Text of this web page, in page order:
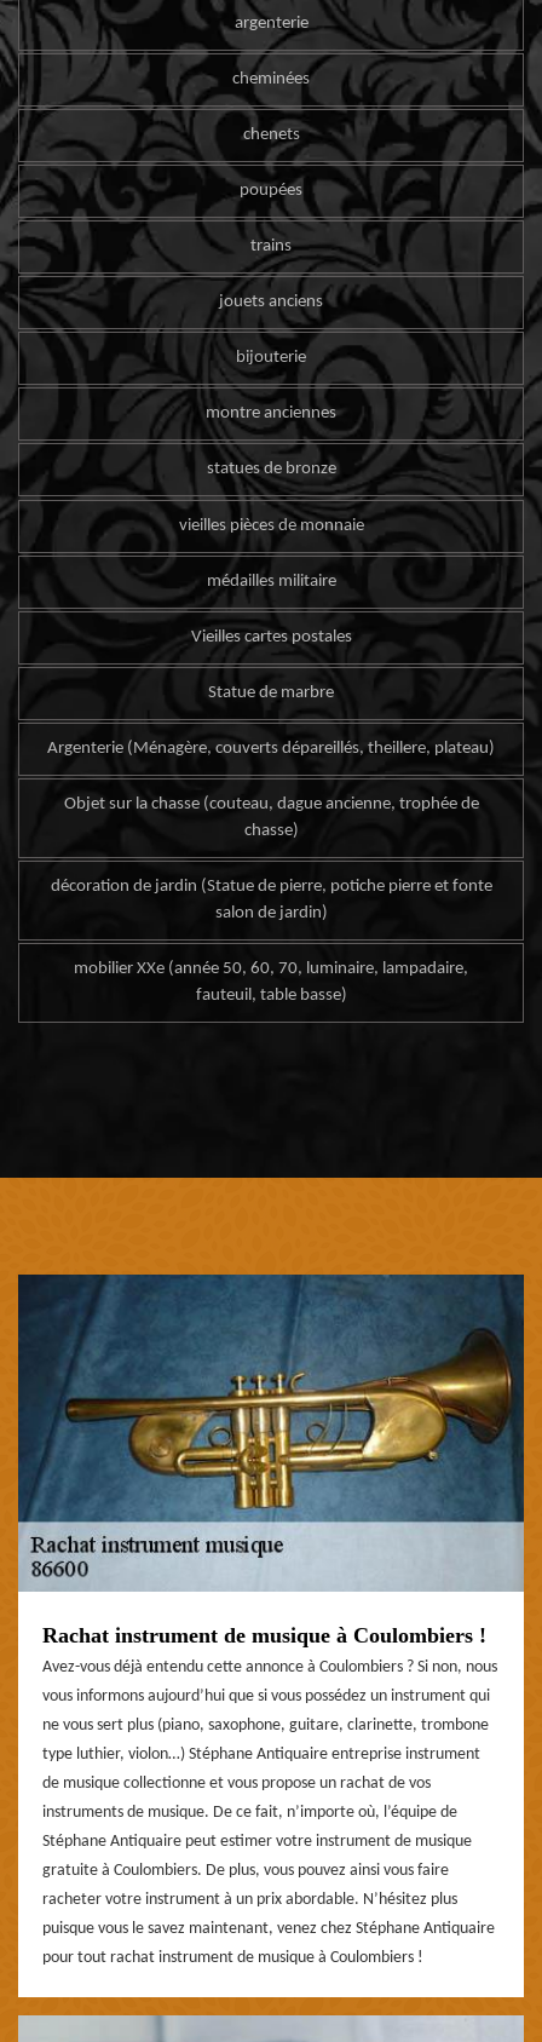
argenterie
cheminées
chenets
poupées
trains
jouets anciens
bijouterie
montre anciennes
statues de bronze
vieilles pièces de monnaie
médailles militaire
Vieilles cartes postales
Statue de marbre
Argenterie (Ménagère, couverts dépareillés, theillere, plateau)
Objet sur la chasse (couteau, dague ancienne, trophée de
chasse)
décoration de jardin (Statue de pierre, potiche pierre et fonte
salon de jardin)
mobilier XXe (année 50, 60, 70, luminaire, lampadaire,
fauteuil, table basse)
Rachat instrument de musique à Coulombiers !
Avez-vous déjà entendu cette annonce à Coulombiers ? Si non, nous
vous informons aujourd’hui que si vous possédez un instrument qui
ne vous sert plus (piano, saxophone, guitare, clarinette, trombone
type luthier, violon…) Stéphane Antiquaire entreprise instrument
de musique collectionne et vous propose un rachat de vos
instruments de musique. De ce fait, n’importe où, l’équipe de
Stéphane Antiquaire peut estimer votre instrument de musique
gratuite à Coulombiers. De plus, vous pouvez ainsi vous faire
racheter votre instrument à un prix abordable. N’hésitez plus
puisque vous le savez maintenant, venez chez Stéphane Antiquaire
pour tout rachat instrument de musique à Coulombiers !